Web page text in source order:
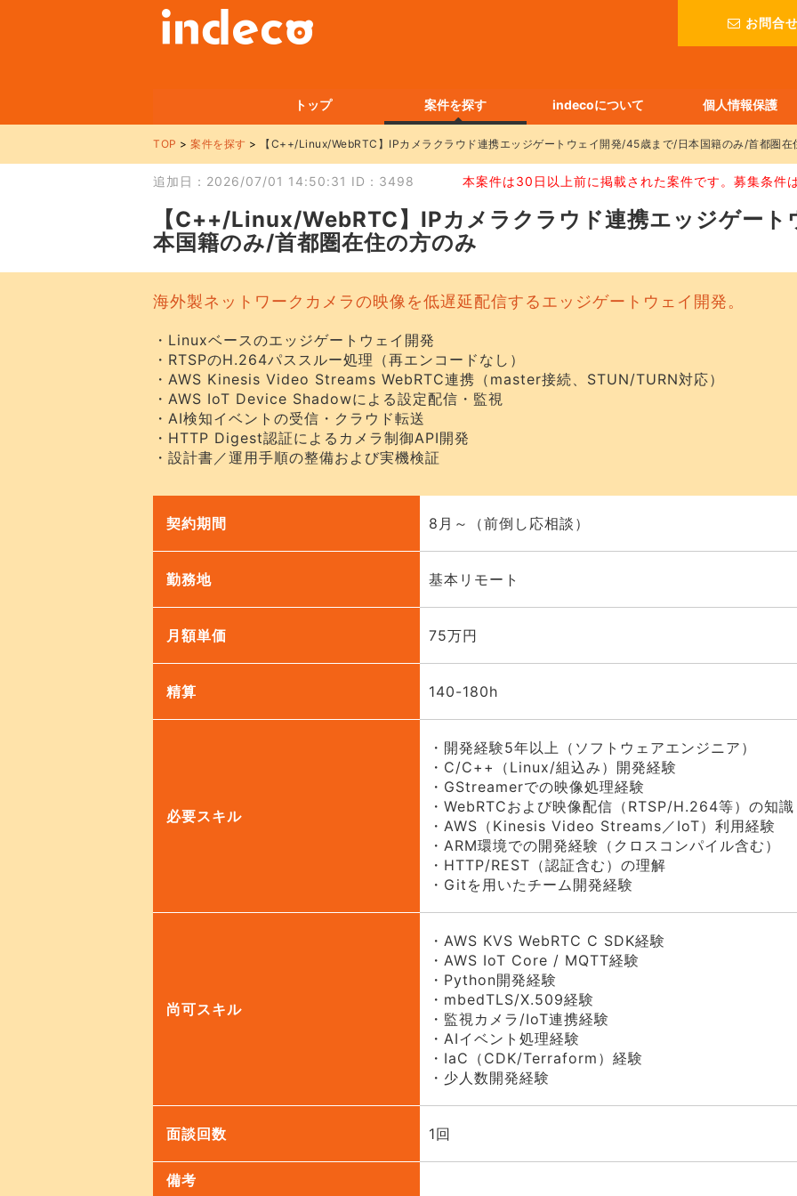
お問合
トップ 案件を探す indecoについて 個人情報保護
TOP 案件を探す 【C++/Linux/WebRTC】IPカメラクラウド連携エッジゲートウェイ開発/45歳まで/日本国籍のみ/首都圏在
追加日：2026/07/01 14:50:31 ID：3498 本案件は30日以上前に掲載された案件です。募集条件
【C++/Linux/WebRTC】IPカメラクラウド連携エッジゲー
本国籍のみ/首都圏在住の方のみ
海外製ネットワークカメラの映像を低遅延配信するエッジゲートウェイ開発。
・Linuxベースのエッジゲートウェイ開発
・RTSPのH.264パススルー処理（再エンコードなし）
・AWS Kinesis Video Streams WebRTC連携（master接続、STUN/TURN対応）
・AWS IoT Device Shadowによる設定配信・監視
・AI検知イベントの受信・クラウド転送
・HTTP Digest認証によるカメラ制御API開発
・設計書／運用手順の整備および実機検証
契約期間 8月～（前倒し応相談）
勤務地 基本リモート
月額単価 75万円
精算 140-180h
必要スキル
・開発経験5年以上（ソフトウェアエンジニア）
・C/C++（Linux/組込み）開発経験
・GStreamerでの映像処理経験
・WebRTCおよび映像配信（RTSP/H.264等）の知識
・AWS（Kinesis Video Streams／IoT）利用経験
・ARM環境での開発経験（クロスコンパイル含む）
・HTTP/REST（認証含む）の理解
・Gitを用いたチーム開発経験
尚可スキル
・AWS KVS WebRTC C SDK経験
・AWS IoT Core / MQTT経験
・Python開発経験
・mbedTLS/X.509経験
・監視カメラ/IoT連携経験
・AIイベント処理経験
・IaC（CDK/Terraform）経験
・少人数開発経験
面談回数 1回
備考